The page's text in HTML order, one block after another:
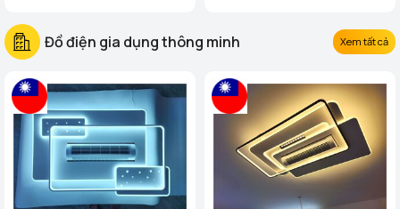
Đồ điện gia dụng thông minh Xem tất cả